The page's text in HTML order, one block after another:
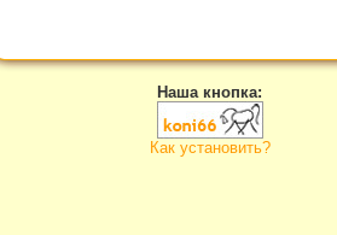
Наша кнопка:
Как установить?